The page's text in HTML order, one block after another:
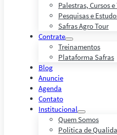
Palestras, Cursos
Pesquisas e
Safras Agro Tour
Contrate
Treinamentos
Plataforma Safras
Blog
Anuncie
Agenda
Contato
Institucional
Quem Somos
Política de